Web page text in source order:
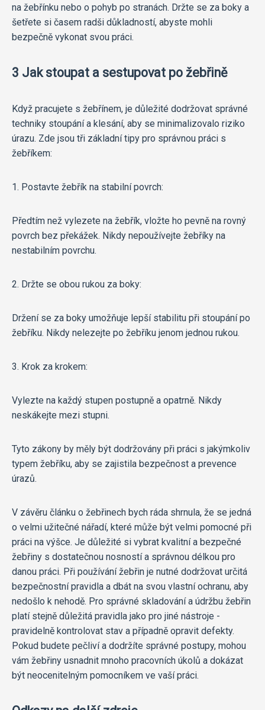
na žebřínku nebo o pohyb po stranách. Držte se za boky a
šetřete si časem radši důkladností, abyste mohli
bezpečně vykonat svou práci.
3 Jak stoupat a sestupovat po žebřině
Když pracujete s žebřínem, je důležité dodržovat správné
techniky stoupání a klesání, aby se minimalizovalo riziko
úrazu. Zde jsou tři základní tipy pro správnou práci s
žebříkem:
1. Postavte žebřík na stabilní povrch:
Předtím než vylezete na žebřík, vložte ho pevně na rovný
povrch bez překážek. Nikdy nepoužívejte žebříky na
nestabilním povrchu.
2. Držte se obou rukou za boky:
Držení se za boky umožňuje lepší stabilitu při stoupání po
žebříku. Nikdy nelezejte po žebříku jenom jednou rukou.
3. Krok za krokem:
Vylezte na každý stupen postupně a opatrně. Nikdy
neskákejte mezi stupni.
Tyto zákony by měly být dodržovány při práci s jakýmkoliv
typem žebříku, aby se zajistila bezpečnost a prevence
úrazů.
V závěru článku o žebřinech bych ráda shrnula, že se jedná
o velmi užitečné nářadí, které může být velmi pomocné při
práci na výšce. Je důležité si vybrat kvalitní a bezpečné
žebřiny s dostatečnou nosností a správnou délkou pro
danou práci. Při používání žebřin je nutné dodržovat určitá
bezpečnostní pravidla a dbát na svou vlastní ochranu, aby
nedošlo k nehodě. Pro správné skladování a údržbu žebřin
platí stejně důležitá pravidla jako pro jiné nástroje -
pravidelně kontrolovat stav a případně opravit defekty.
Pokud budete pečliví a dodržíte správné postupy, mohou
vám žebřiny usnadnit mnoho pracovních úkolů a dokázat
být neocenitelným pomocníkem ve vaší práci.